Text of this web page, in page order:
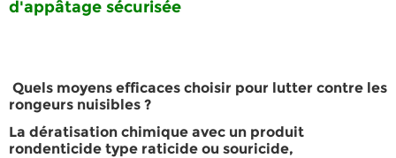
d'appâtage sécurisée
Quels moyens efficaces choisir pour lutter contre les
rongeurs nuisibles ?
La dératisation chimique avec un produit
rondenticide type raticide ou souricide,